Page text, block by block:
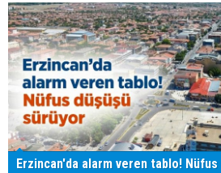
Erzincan'da alarm veren tablo!